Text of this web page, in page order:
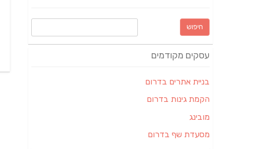
חיפוש:
עסקים מקודמים
בניית אתרים בדרום
הקמת גינות בדרום
מובינג
מסעדת שף בדרום